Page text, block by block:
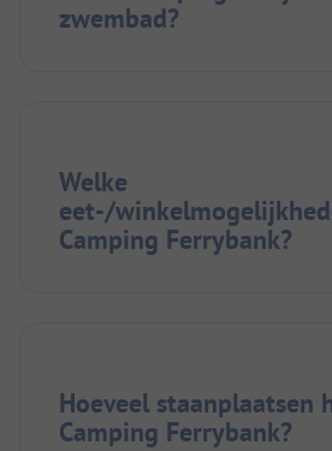
zwembad?
Welke
eet-/
Camping Ferrybank?
Hoeveel staanplaatsen
Camping Ferrybank?